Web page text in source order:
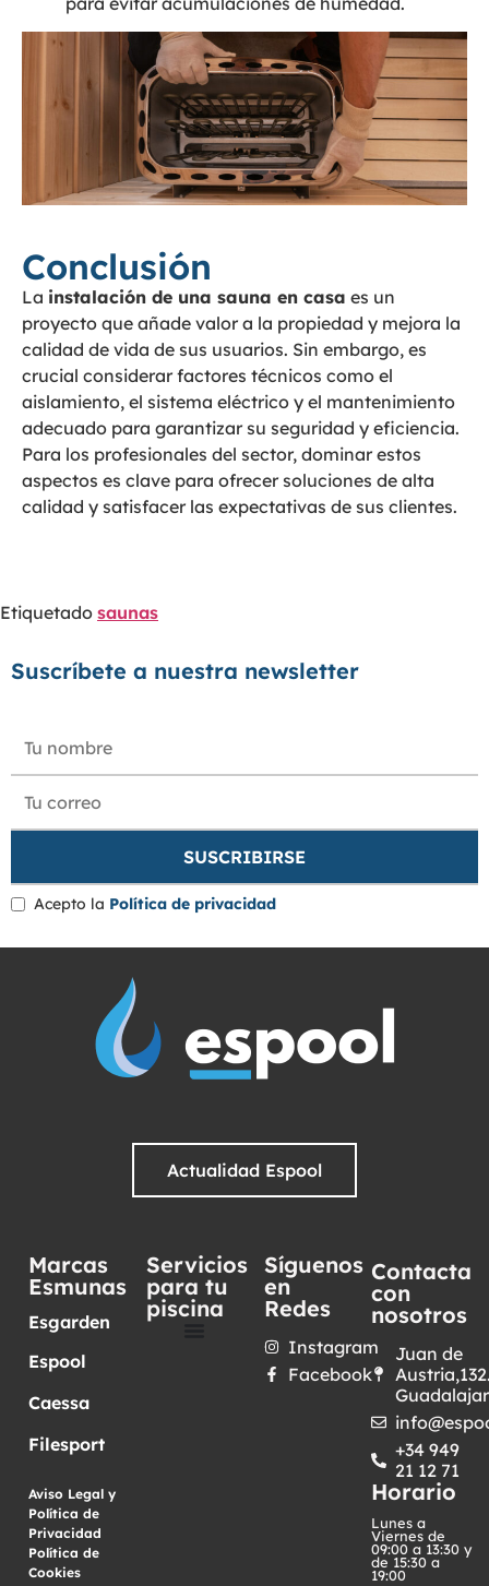
Conclusión
La instalación de una sauna en casa es un
proyecto que añade valor a la propiedad y mejora la
calidad de vida de sus usuarios. Sin embargo, es
crucial considerar factores técnicos como el
aislamiento, el sistema eléctrico y el mantenimiento
adecuado para garantizar su seguridad y eficiencia.
Para los profesionales del sector, dominar estos
aspectos es clave para ofrecer soluciones de alta
calidad y satisfacer las expectativas de sus clientes.
Etiquetado saunas
Suscríbete a nuestra newsletter
Acepto la Política de privacidad
Actualidad Espool
Marcas
Esmunas
Esgarden
Espool
Caessa
Filesport
Aviso Legal y
Política de
Privacidad
Política de
Cookies
Servicios
para tu
piscina
Síguenos
en
Redes
Instagram
Facebook
Contacta
con
nosotros
Juan de
+34 949
21 12 71
Horario
Lunes a
Viernes de
09:00 a 13:30 y
de 15:30 a
19:00